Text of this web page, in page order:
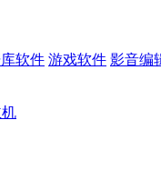
软件 游戏软件 影音编